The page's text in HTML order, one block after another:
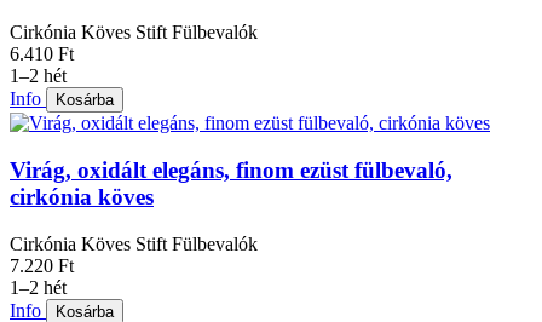
Cirkónia Köves Stift Fülbevalók
6.410 Ft
1–2 hét
Info
Kosárba
Virág, oxidált elegáns, finom ezüst fülbevaló,
cirkónia köves
Cirkónia Köves Stift Fülbevalók
7.220 Ft
1–2 hét
Info
Kosárba